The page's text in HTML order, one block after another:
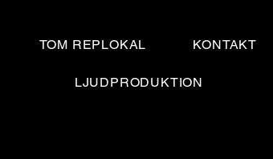
TOM REPLOKAL KONTAKT
LJUDPRODUKTION